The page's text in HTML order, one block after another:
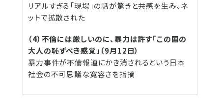
リアルすぎる「現場」の話が驚きと共感を生み、ネ
ットで拡散された
（4）不倫には厳しいのに、暴力は許す「この国の
大人の恥ずべき感覚」（9月12日）
暴力事件が不倫報道にかき消されるという日本
社会の不可思議な寛容さを指摘